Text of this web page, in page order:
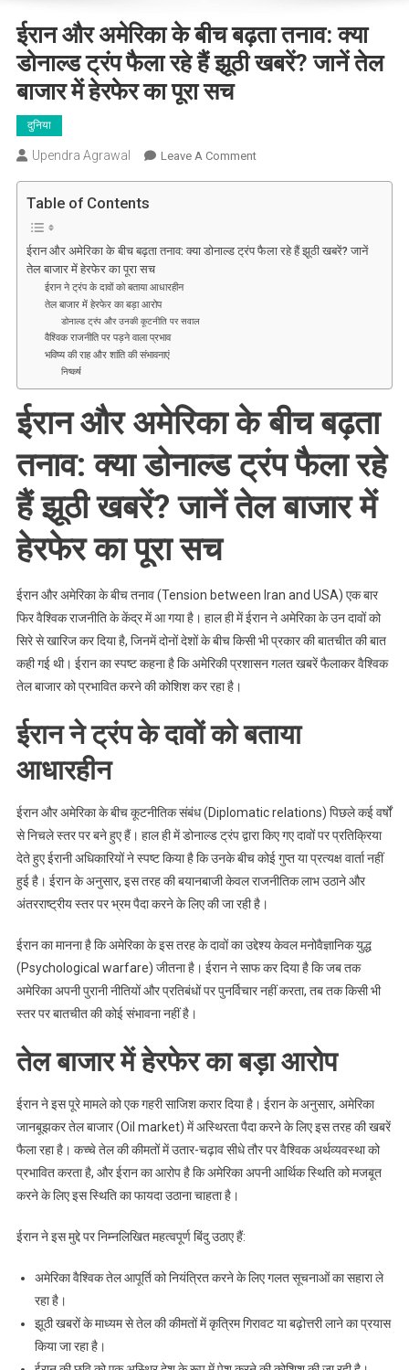
ईरान और अमेरिका के बीच बढ़ता तनाव: क्या
डोनाल्ड ट्रंप फैला रहे हैं झूठी खबरें? जानें तेल
बाजार में हेरफेर का पूरा सच
दुनिया
Upendra Agrawal Leave A CommentOn
फैला
हैं
झूठी
खबरें?
तेल
का
पूरा
सच
Table of Contents
ईरान और अमेरिका के बीच बढ़ता तनाव: क्या डोनाल्ड ट्रंप फैला रहे हैं झूठी खबरें? जानें
तेल बाजार में हेरफेर का पूरा सच
ईरान ने ट्रंप के दावों को बताया आधारहीन
तेल बाजार में हेरफेर का बड़ा आरोप
डोनाल्ड ट्रंप और उनकी कूटनीति पर सवाल
वैश्विक राजनीति पर पड़ने वाला प्रभाव
भविष्य की राह और शांति की संभावनाएं
निष्कर्ष
ईरान और अमेरिका के बीच बढ़ता
तनाव: क्या डोनाल्ड ट्रंप फैला रहे
हैं झूठी खबरें? जानें तेल बाजार में
हेरफेर का पूरा सच
ईरान और अमेरिका के बीच तनाव (Tension between Iran and USA) एक बार
फिर वैश्विक राजनीति के केंद्र में आ गया है। हाल ही में ईरान ने अमेरिका के उन दावों को
सिरे से खारिज कर दिया है, जिनमें दोनों देशों के बीच किसी भी प्रकार की बातचीत की बात
कही गई थी। ईरान का स्पष्ट कहना है कि अमेरिकी प्रशासन गलत खबरें फैलाकर वैश्विक
तेल बाजार को प्रभावित करने की कोशिश कर रहा है।
ईरान ने ट्रंप के दावों को बताया
आधारहीन
ईरान और अमेरिका के बीच कूटनीतिक संबंध (Diplomatic relations) पिछले कई वर्षों
से निचले स्तर पर बने हुए हैं। हाल ही में डोनाल्ड ट्रंप द्वारा किए गए दावों पर प्रतिक्रिया
देते हुए ईरानी अधिकारियों ने स्पष्ट किया है कि उनके बीच कोई गुप्त या प्रत्यक्ष वार्ता नहीं
हुई है। ईरान के अनुसार, इस तरह की बयानबाजी केवल राजनीतिक लाभ उठाने और
अंतरराष्ट्रीय स्तर पर भ्रम पैदा करने के लिए की जा रही है।
ईरान का मानना है कि अमेरिका के इस तरह के दावों का उद्देश्य केवल मनोवैज्ञानिक युद्ध
(Psychological warfare) जीतना है। ईरान ने साफ कर दिया है कि जब तक
अमेरिका अपनी पुरानी नीतियों और प्रतिबंधों पर पुनर्विचार नहीं करता, तब तक किसी भी
स्तर पर बातचीत की कोई संभावना नहीं है।
तेल बाजार में हेरफेर का बड़ा आरोप
ईरान ने इस पूरे मामले को एक गहरी साजिश करार दिया है। ईरान के अनुसार, अमेरिका
जानबूझकर तेल बाजार (Oil market) में अस्थिरता पैदा करने के लिए इस तरह की खबरें
फैला रहा है। कच्चे तेल की कीमतों में उतार-चढ़ाव सीधे तौर पर वैश्विक अर्थव्यवस्था को
प्रभावित करता है, और ईरान का आरोप है कि अमेरिका अपनी आर्थिक स्थिति को मजबूत
करने के लिए इस स्थिति का फायदा उठाना चाहता है।
ईरान ने इस मुद्दे पर निम्नलिखित महत्वपूर्ण बिंदु उठाए हैं:
अमेरिका वैश्विक तेल आपूर्ति को नियंत्रित करने के लिए गलत सूचनाओं का सहारा ले
रहा है।
झूठी खबरों के माध्यम से तेल की कीमतों में कृत्रिम गिरावट या बढ़ोत्तरी लाने का प्रयास
किया जा रहा है।